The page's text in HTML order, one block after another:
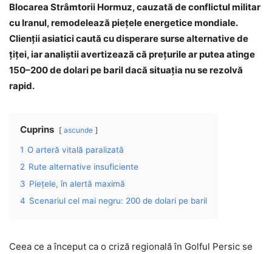
Blocarea Strâmtorii Hormuz, cauzată de conflictul militar
cu Iranul, remodelează piețele energetice mondiale.
Clienții asiatici caută cu disperare surse alternative de
țiței, iar analiștii avertizează că prețurile ar putea atinge
150–200 de dolari pe baril dacă situația nu se rezolvă
rapid.
Cuprins ascunde
1 O arteră vitală paralizată
2 Rute alternative insuficiente
3 Piețele, în alertă maximă
4 Scenariul cel mai negru: 200 de dolari pe baril
Ceea ce a început ca o criză regională în Golful Persic se